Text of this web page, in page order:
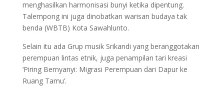
menghasilkan harmonisasi bunyi ketika dipentung.
Talempong ini juga dinobatkan warisan budaya tak
benda (WBTB) Kota Sawahlunto.
Selain itu ada Grup musik Srikandi yang beranggotakan
perempuan lintas etnik, juga penampilan tari kreasi
‘Piring Bernyanyi: Migrasi Perempuan dari Dapur ke
Ruang Tamu’.